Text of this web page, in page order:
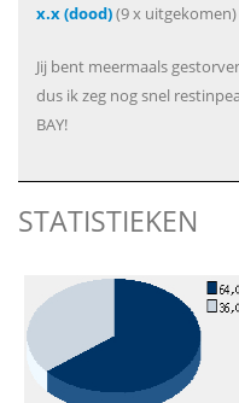
x.x (dood)(9 x uitgekomen)
Jij bent meermaals
dus ik zeg nog snel
BAY!
STATISTIEKEN